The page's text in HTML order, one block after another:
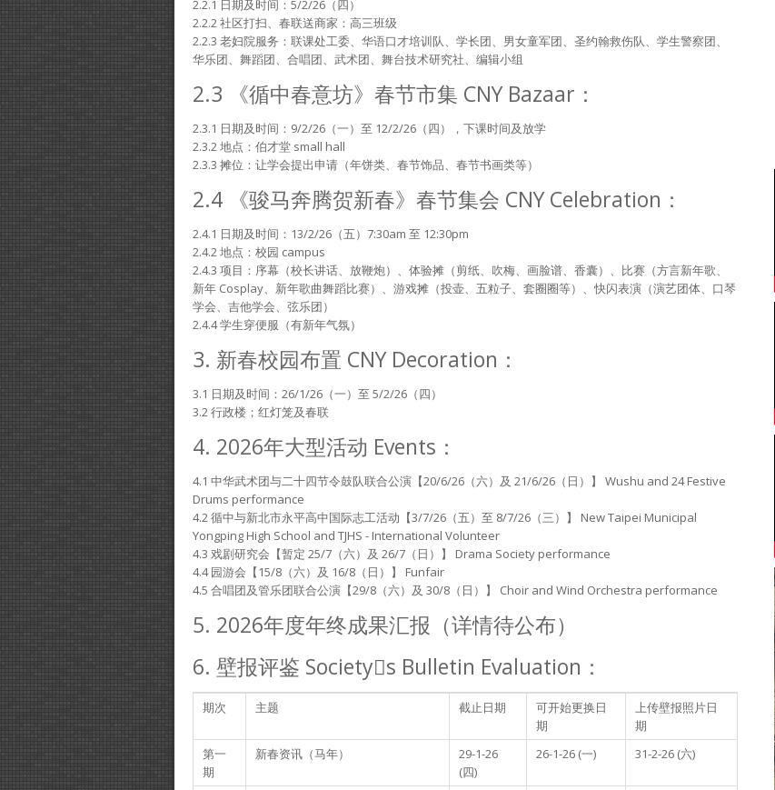
2.2.1 日期及时间：5/2/26（四）
2.2.2 社区打扫、春联送商家：高三班级
2.2.3 老妇院服务：联课处工委、华语口才培训队、学长团、男女童军团、圣约翰救伤队、学生警察团、
华乐团、舞蹈团、合唱团、武术团、舞台技术研究社、编辑小组
2.3 《循中春意坊》春节市集 CNY Bazaar：
2.3.1 日期及时间：9/2/26（一）至 12/2/26（四），下课时间及放学
2.3.2 地点：伯才堂 small hall
2.3.3 摊位：让学会提出申请（年饼类、春节饰品、春节书画类等）
2.4 《骏马奔腾贺新春》春节集会 CNY Celebration：
2.4.1 日期及时间：13/2/26（五）7:30am 至 12:30pm
2.4.2 地点：校园 campus
2.4.3 项目：序幕（校长讲话、放鞭炮）、体验摊（剪纸、吹梅、画脸谱、香囊）、比赛（方言新年歌、
新年 Cosplay、新年歌曲舞蹈比赛）、游戏摊（投壶、五粒子、套圈圈等）、快闪表演（演艺团体、口琴
学会、吉他学会、弦乐团）
2.4.4 学生穿便服（有新年气氛）
3. 新春校园布置 CNY Decoration：
3.1 日期及时间：26/1/26（一）至 5/2/26（四）
3.2 行政楼；红灯笼及春联
4. 2026年大型活动 Events：
4.1 中华武术团与二十四节令鼓队联合公演【20/6/26（六）及 21/6/26（日）】 Wushu and 24 Festive
Drums performance
4.2 循中与新北市永平高中国际志工活动【3/7/26（五）至 8/7/26（三）】 New Taipei Municipal
Yongping High School and TJHS - International Volunteer
4.3 戏剧研究会【暂定 25/7（六）及 26/7（日）】 Drama Society performance
4.4 园游会【15/8（六）及 16/8（日）】 Funfair
4.5 合唱团及管乐团联合公演【29/8（六）及 30/8（日）】 Choir and Wind Orchestra performance
5. 2026年度年终成果汇报（详情待公布）
6. 壁报评鉴 Societys Bulletin Evaluation：
期次 主题 截止日期
可开始更换日
期
上传壁报照片日
期
第一
期
新春资讯（马年）
29-1-26
(四)
26-1-26 (一) 31-2-26 (六)